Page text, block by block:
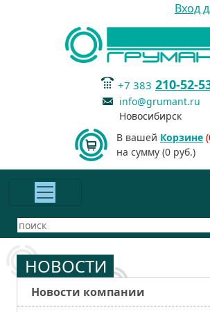
Вход
+7 383 210-52-
info@grumant.ru
Новосибирск
В вашей Корзине
на сумму (0 руб.)
НОВОСТИ
Новости компании